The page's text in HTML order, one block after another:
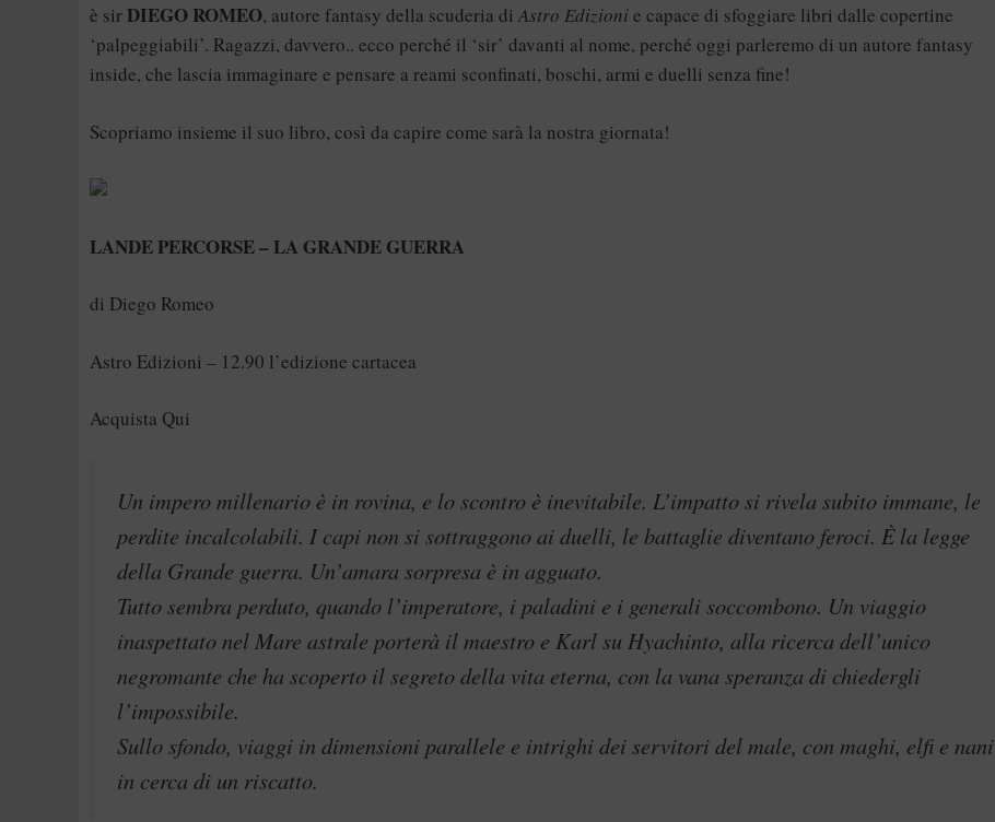
è sirDIEGO ROMEO, autore fantasy della scuderia diAstro Edizionie capace di sfoggiare libri dalle copertine
‘palpeggiabili’. Ragazzi, davvero.. ecco perché il ‘sir’ davanti al nome, perché oggi parleremo di un autore fantasy
inside, che lascia immaginare e pensare a reami sconfinati, boschi, armi e duelli senza fine!
Scopriamo insieme il suo libro, così da capire come sarà la nostra giornata!
LANDE PERCORSE – LA GRANDE GUERRA
di Diego Romeo
Astro Edizioni – 12.90 l’edizione cartacea
Acquista Qui
Un impero millenario è in rovina, e lo scontro è inevitabile. L’impatto si rivela subito immane, le
perdite incalcolabili. I capi non si sottraggono ai duelli, le battaglie diventano feroci. È la legge
della Grande guerra. Un’amara sorpresa è in agguato.
Tutto sembra perduto, quando l’imperatore, i paladini e i generali soccombono. Un viaggio
inaspettato nel Mare astrale porterà il maestro e Karl su Hyachinto, alla ricerca dell’unico
negromante che ha scoperto il segreto della vita eterna, con la vana speranza di chiedergli
l’impossibile.
Sullo sfondo, viaggi in dimensioni parallele e intrighi dei servitori del male, con maghi, elfi e nani
in cerca di un riscatto.